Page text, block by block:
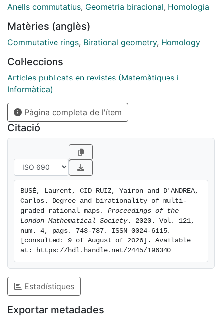
the study of blow-up algebras, including syzygies, of
rational map. A key ingredient is a new algebra that
we call the saturated special fiber ring, which turns out
rational map. We also provide a very effective
birationality criterion and a complete description of
the equations of the associated Rees algebra of a
particular class of plane rational maps.
Anells commutatius, Geometria biracional, Homologia
Matèries (anglès)
Commutative rings, Birational geometry, Homology
Col·leccions
Articles publicats en revistes (Matemàtiques i
Informàtica)
Pàgina completa de l'ítem
Citació
BUSÉ, Laurent, CID RUIZ, Yairon and D'ANDREA,
Carlos. Degree and birationality of multi-
graded rational maps. Proceedings of the
London Mathematical Society. 2020. Vol. 121,
num. 4, pags. 743-787. ISSN 0024-6115.
[consulted: 9 of August of 2026]. Available
at: https://hdl.handle.net/2445/196340
Estadístiques
Exportar metadades